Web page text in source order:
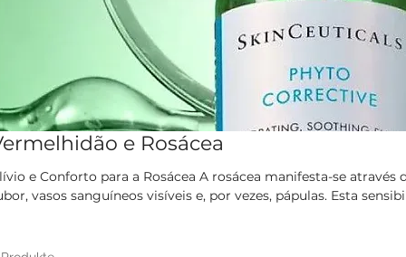
e Rosácea
e Conforto para a Rosácea A rosácea manifesta-se através de vermelhidão persistente,
vasos sanguíneos visíveis e, por vezes, pápulas. Esta
da pele. O foco é proporcionar uma sensação de